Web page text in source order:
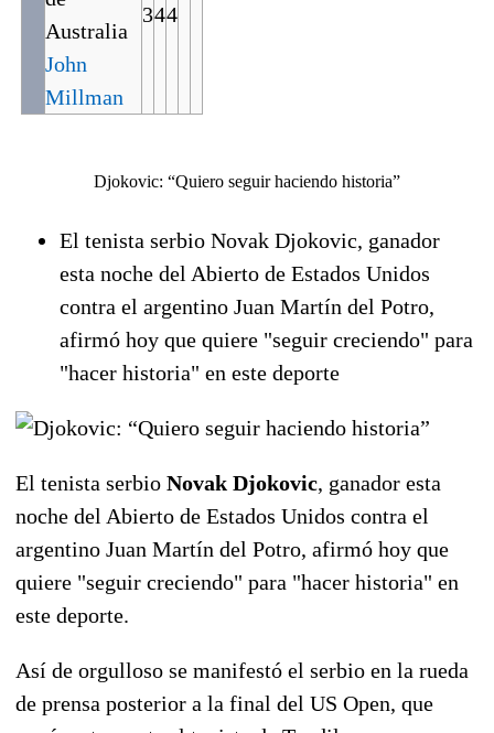
John
Millman
344
Djokovic: “Quiero seguir haciendo historia”
El tenista serbio Novak Djokovic, ganador
esta noche del Abierto de Estados Unidos
contra el argentino Juan Martín del Potro,
afirmó hoy que quiere "seguir creciendo" para
"hacer historia" en este deporte
El tenista serbio Novak Djokovic, ganador esta
noche del Abierto de Estados Unidos contra el
argentino Juan Martín del Potro, afirmó hoy que
quiere "seguir creciendo" para "hacer historia" en
este deporte.
Así de orgulloso se manifestó el serbio en la rueda
de prensa posterior a la final del US Open, que